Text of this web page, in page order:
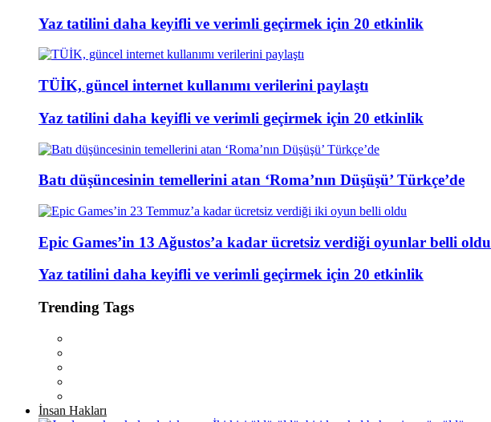
Yaz tatilini daha keyifli ve verimli geçirmek için 20 etkinlik
TÜİK, güncel internet kullanımı verilerini paylaştı
Yaz tatilini daha keyifli ve verimli geçirmek için 20 etkinlik
Batı düşüncesinin temellerini atan ‘Roma’nın Düşüşü’ Türkçe’de
Epic Games’in 13 Ağustos’a kadar ücretsiz verdiği oyunlar belli oldu
Yaz tatilini daha keyifli ve verimli geçirmek için 20 etkinlik
Trending Tags
İnsan Hakları